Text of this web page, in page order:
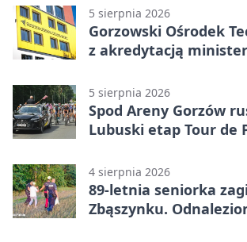
5 sierpnia 2026
Gorzowski Ośrodek
z akredytacją
5 sierpnia 2026
Spod Areny Gorzów
Lubuski etap Tour de
4 sierpnia 2026
89-letnia seniorka
Zbąszynku.